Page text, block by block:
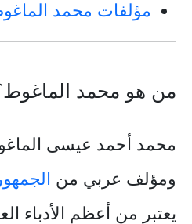
مؤلفات محمد
من هو محمد
محمد أحمد عيسى
ومؤلف عربي من
يعتبر من أعظم الأدباء